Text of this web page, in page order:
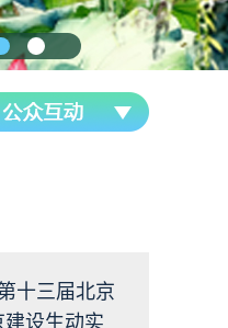
十三届北京
设生动实